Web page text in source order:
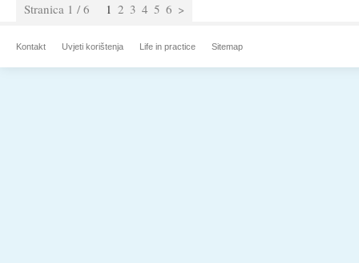
Stranica 1 / 6 1 2 3 4 5 6 >
Kontakt Uvjeti korištenja Life in practice Sitemap